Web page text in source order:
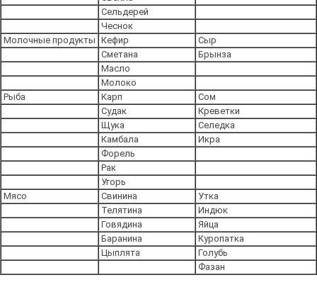
Сельдерей
Чеснок
Молочные продукты Кефир
Сыр
Сметана
Брынза
Масло
Молоко
Рыба
Карп
Сом
Судак
Креветки
Щука
Селедка
Камбала
Икра
Форель
Рак
Угорь
Мясо
Свинина
Утка
Телятина
Индюк
Говядина
Яйца
Баранина
Куропатка
Цыплята
Голубь
Фазан